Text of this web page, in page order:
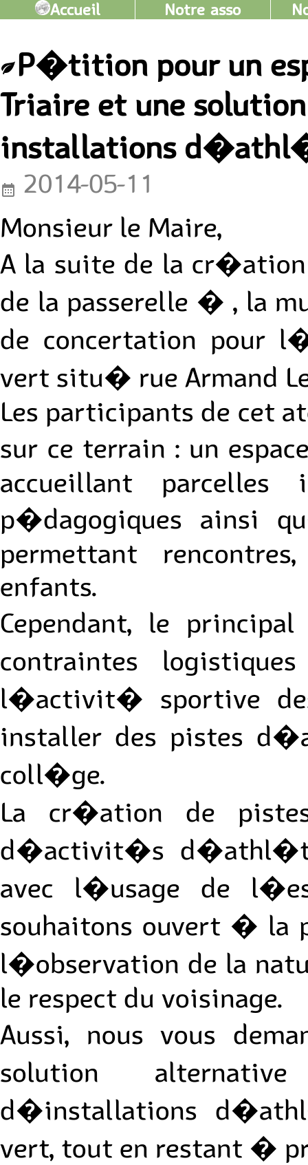
Accueil Notre asso
P�tition pour un
Triaire et une
installations
2014-05-11
Monsieur le Maire,
A la suite de la
de la passerelle � , la
de concertation pour
vert situ� rue Armand
Les participants de cet
sur ce terrain : un
accueillant parcelles
p�dagogiques ainsi
permettant
enfants.
Cependant, le
contraintes
l�activit� sportive
installer des pistes
coll�ge.
La cr�ation de
d�activit�s
avec l�usage de
souhaitons ouvert � la
l�observation de la
le respect du voisinage.
Aussi, nous vous
solution
d�installations
vert, tout en restant �